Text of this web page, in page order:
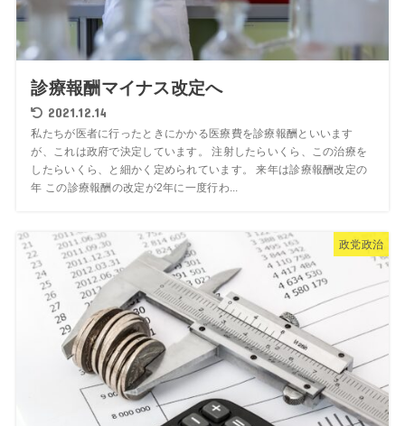
診療報酬マイナス改定へ
2021.12.14
私たちが医者に行ったときにかかる医療費を診療報酬といいます
が、これは政府で決定しています。 注射したらいくら、この治療を
したらいくら、と細かく定められています。 来年は診療報酬改定の
年 この診療報酬の改定が2年に一度行わ...
政党政治